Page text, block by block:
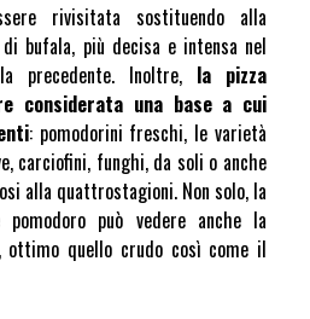
rivisitata sostituendo alla
bufala, più decisa e intensa nel
precedente. Inoltre, la pizza
considerata una base a cui
: pomodorini freschi, le varietà
carciofini, funghi, da soli o anche
alla quattrostagioni. Non solo, la
può vedere anche la
ottimo quello crudo così come il